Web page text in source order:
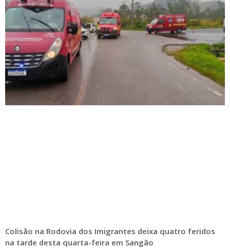
Colisão na Rodovia dos Imigrantes deixa quatro feridos
na tarde desta quarta-feira em Sangão